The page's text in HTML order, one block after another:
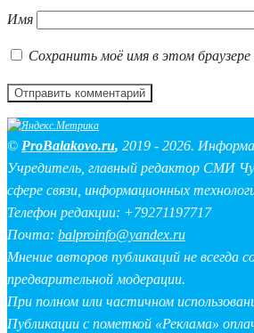
Имя
Сохранить моё имя в этом
© ProBalakovo.ru, 2019 - 2026.
Учредитель, главный редактор СМИ
сфере связи, информационных
Телефон редакции: +79271197717
Почта: balproinfo@yandex.ru
Мнение авторов публикаций не всегда
предварительной модерации.
При полном или частичном
Публикации с пометкой «Реклама»